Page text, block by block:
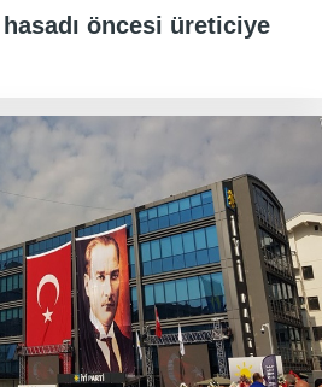
hasadı öncesi üreticiye